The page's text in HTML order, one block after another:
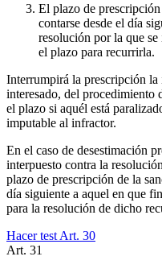
El plazo de prescripción
contarse desde el día
resolución por la que
el plazo para recurrirla.
Interrumpirá la prescripción
interesado, del procedimiento
el plazo si aquél está
imputable al infractor.
En el caso de desestimación
interpuesto contra la
plazo de prescripción de la
día siguiente a aquel en que
para la resolución de dicho
Hacer test Art. 30
Art. 31